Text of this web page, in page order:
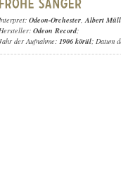
Odeon-Orchester,Albert
Odeon Record;
der Aufnahme: 1906 körül; Datum